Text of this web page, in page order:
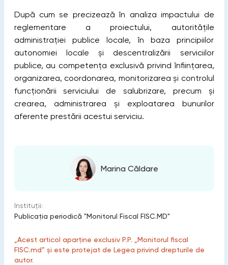
După cum se precizează în analiza impactului de
reglementare a proiectului, autoritățile
administrației publice locale, în baza principiilor
autonomiei locale și descentralizării serviciilor
publice, au competenţa exclusivă privind înfiinţarea,
organizarea, coordonarea, monitorizarea şi controlul
funcţionării serviciului de salubrizare, precum şi
crearea, administrarea şi exploatarea bunurilor
aferente prestării acestui serviciu.
Marina Căldare
Instituții:
Publicaţia periodică "Monitorul Fiscal FISC.MD"
„Acest articol aparține exclusiv P.P. „Monitorul fiscal
FISC.md” și este protejat de Legea privind drepturile de
autor.